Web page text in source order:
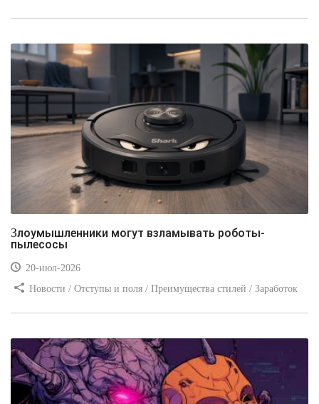
Злоумышленники могут взламывать роботы-
пылесосы
20-июл-2026
Новости / Отступы и поля / Преимущества стилей / Заработок